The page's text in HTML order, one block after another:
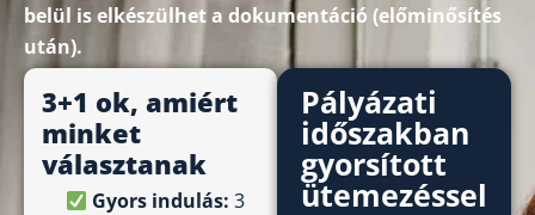
belül is elkészülhet a dokumentáció (előminősítés
után).
3+1 ok, amiért
minket
választanak
Gyors indulás: 3
Pályázati
időszakban
gyorsított
ütemezéssel